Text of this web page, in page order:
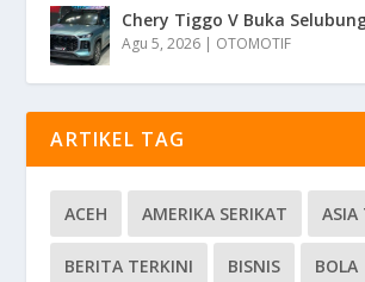
Chery Tiggo V Buka
Agu 5, 2026 OTOMOTIF
ARTIKEL TAG
ACEH AMERIKA SERIKAT ASIA
BERITA TERKINI BISNIS BOLA